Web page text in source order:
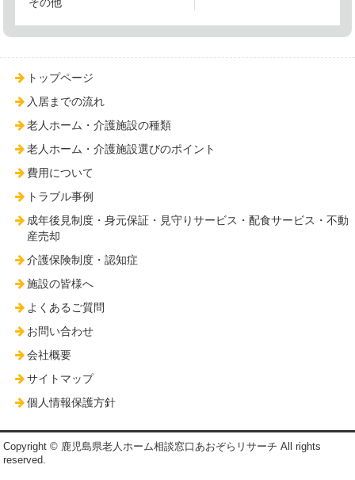
トップページ
入居までの流れ
老人ホーム・介護施設の種類
老人ホーム・介護施設選びのポイント
費用について
トラブル事例
成年後見制度・身元保証・見守りサービス・配食サービス・不動
産売却
介護保険制度・認知症
施設の皆様へ
よくあるご質問
お問い合わせ
会社概要
サイトマップ
個人情報保護方針
Copyright © 鹿児島県老人ホーム相談窓口あおぞらリサーチ All rights
reserved.